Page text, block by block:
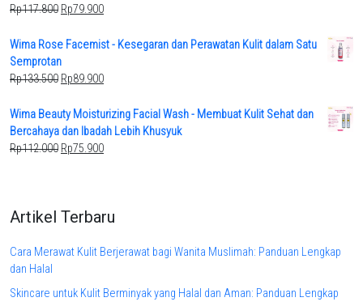
Rp117.800 Original
was:
Rp117.800.
Rp79.900Current
is:
Wima Rose Facemist - Kesegaran dan Perawatan Kulit dalam Satu
Semprotan
Rp133.500 Original
was:
Rp133.500.
Rp89.900Current
is:
Rp89.900.
Wima Beauty Moisturizing Facial Wash - Membuat Kulit Sehat dan
Bercahaya dan Ibadah Lebih Khusyuk
Rp112.000 Original
Rp75.900Current
Artikel Terbaru
Cara Merawat Kulit Berjerawat bagi Wanita Muslimah: Panduan Lengkap
dan Halal
Skincare untuk Kulit Berminyak yang Halal dan Aman: Panduan Lengkap